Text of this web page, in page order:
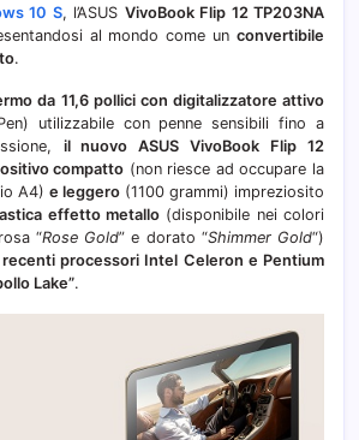
10 S, l’ASUS VivoBook Flip 12 TP203NA
al mondo come un convertibile
.
da 11,6 pollici con digitalizzatore attivo
utilizzabile con penne sensibili fino a
il nuovo ASUS VivoBook Flip 12
compatto (non riesce ad occupare la
A4) e leggero (1100 grammi) impreziosito
effetto metallo (disponibile nei colori
“Rose Gold” e dorato “Shimmer Gold“)
processori Intel Celeron e Pentium
Lake”.